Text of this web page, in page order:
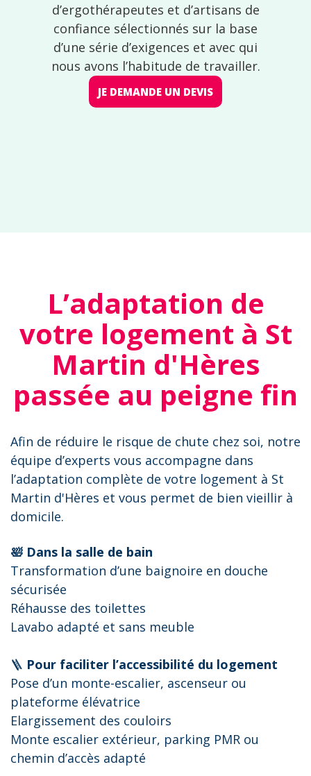
d’ergothérapeutes et d’artisans de
confiance sélectionnés sur la base
d’une série d’exigences et avec qui
nous avons l’habitude de travailler.
JE DEMANDE UN DEVIS
L’adaptation de
votre logement à St
Martin d'Hères
passée au peigne fin
Afin de réduire le risque de chute chez soi, notre
équipe d’experts vous accompagne dans
l’adaptation complète de votre logement à St
Martin d'Hères et vous permet de bien vieillir à
domicile.
🛀 Dans la salle de bain
Transformation d’une baignoire en douche
sécurisée
Réhausse des toilettes
Lavabo adapté et sans meuble
🪜 Pour faciliter l’accessibilité du logement
Pose d’un monte-escalier, ascenseur ou
plateforme élévatrice
Elargissement des couloirs
Monte escalier extérieur, parking PMR ou
chemin d’accès adapté